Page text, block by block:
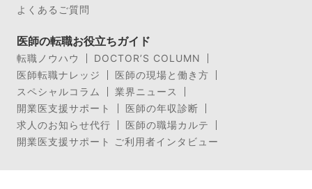
よくあるご質問
医師の転職お役立ちガイド
転職ノウハウ
DOCTOR’S COLUMN
医師転職ナレッジ
医師の現場と働き方
スペシャルコラム
業界ニュース
開業医支援サポート
医師の年収診断
求人のお知らせ代行
医師の職場カルテ
開業医支援サポート ご利用者インタビュー